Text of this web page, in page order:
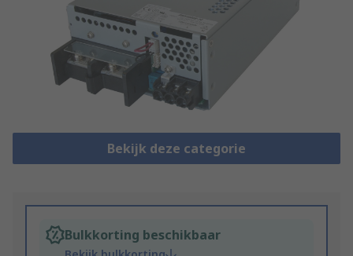
Bekijk deze categorie
Bulkkorting beschikbaar